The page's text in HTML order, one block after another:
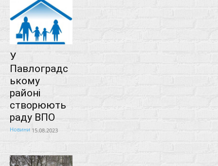
У
Павлоградс
ькому
районі
створюють
раду ВПО
Новини 15.08.2023